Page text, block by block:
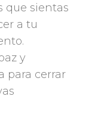
que sientas
a tu
y
para cerrar